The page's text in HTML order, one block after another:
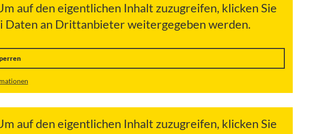
auf den eigentlichen Inhalt zuzugreifen, klicken Sie
Daten an Drittanbieter weitergegeben werden.
auf den eigentlichen Inhalt zuzugreifen, klicken Sie